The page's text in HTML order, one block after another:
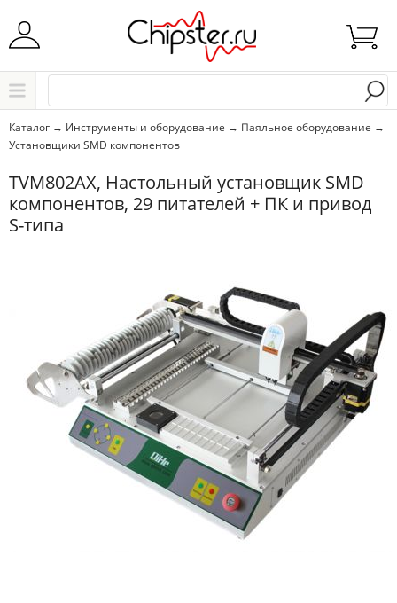
Начните водить название города..
Выбрать
Каталог → Инструменты и оборудование → Паяльное оборудование →
Установщики SMD компонентов
TVM802AX, Настольный установщик SMD
компонентов, 29 питателей + ПК и привод
S-типа